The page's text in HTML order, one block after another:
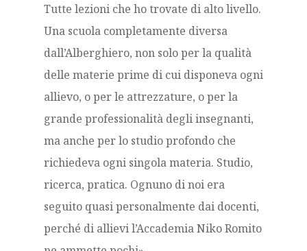
Tutte lezioni che ho trovate di alto livello.
Una scuola completamente diversa
dall’Alberghiero, non solo per la qualità
delle materie prime di cui disponeva ogni
allievo, o per le attrezzature, o per la
grande professionalità degli insegnanti,
ma anche per lo studio profondo che
richiedeva ogni singola materia. Studio,
ricerca, pratica. Ognuno di noi era
seguito quasi personalmente dai docenti,
perché di allievi l’Accademia Niko Romito